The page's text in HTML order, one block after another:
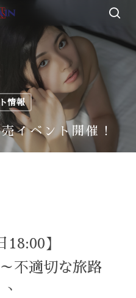
情報
イベント開催！
18:00】
不適切な旅路